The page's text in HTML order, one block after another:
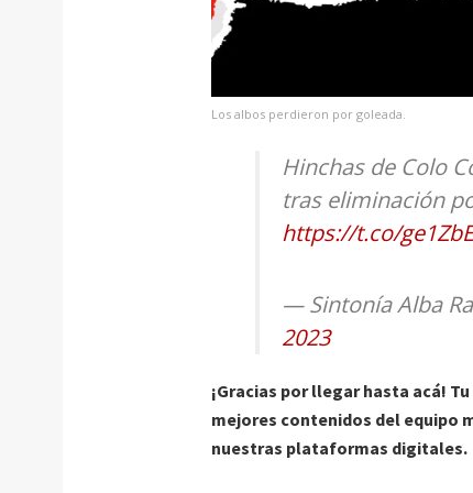
Los albos perdieron por goleada.
Hinchas de Colo
tras eliminación
https://t.co/
— Sintonía Alba
2023
¡Gracias por llegar hasta acá!
mejores contenidos del equipo
nuestras plataformas digitales.